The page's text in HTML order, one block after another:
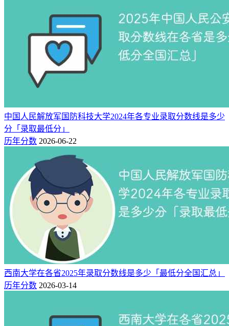
中国人民解放军国防科技大学2024年各专业录取分数线是多少
分「录取最低分」
历年分数 2026-06-22
西南大学在各省2025年录取分数线是多少「最低分全国汇总」
历年分数 2026-03-14